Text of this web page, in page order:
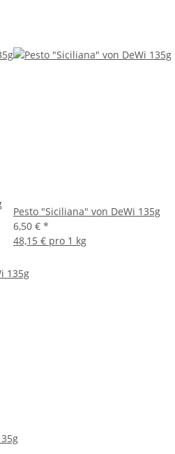
Pesto "Siciliana" von DeWi 135g
6,50 € *
48,15 € pro 1 kg